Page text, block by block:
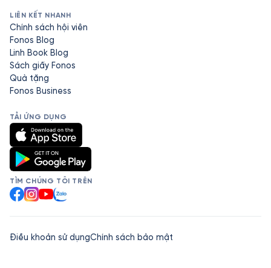
LIÊN KẾT NHANH
Chính sách hội viên
Fonos Blog
Linh Book Blog
Sách giấy Fonos
Quà tặng
Fonos Business
TẢI ỨNG DỤNG
TÌM CHÚNG TÔI TRÊN
Facebook
Instagram
YouTube
Zalo
Điều khoản sử dụngChính sách bảo mật